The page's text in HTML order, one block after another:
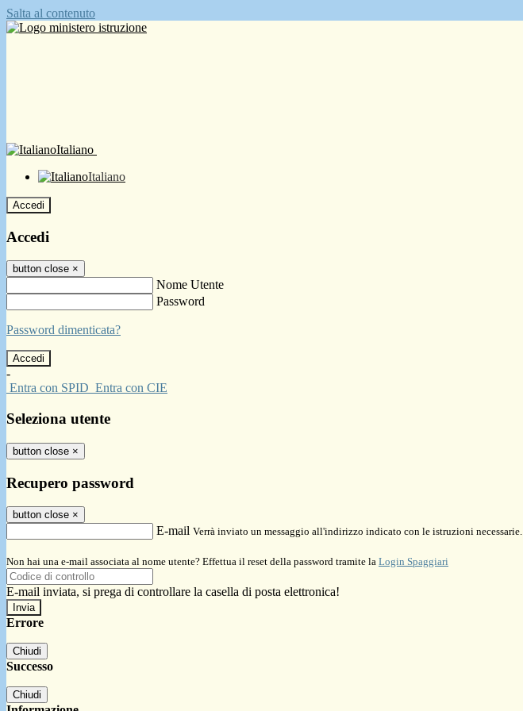
Salta al contenuto
Italiano
Italiano
Accedi
Accedi
button close ×
Nome Utente
Password
Password dimenticata?
-
Entra con SPID Entra con CIE
Seleziona utente
button close ×
Recupero password
button close ×
E-mail Verrà inviato un messaggio all'indirizzo indicato con le istruzioni necessarie.
Non hai una e-mail associata al nome utente? Effettua il reset della password tramite la Login Spaggiari
E-mail inviata, si prega di controllare la casella di posta elettronica!
Errore
Chiudi
Successo
Chiudi